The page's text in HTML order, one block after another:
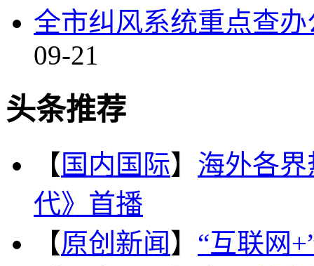
全市纠风系统重点查
09-21
头条推荐
【 国内国际】 海外各
代》首播
【原创新闻 】 “互联网